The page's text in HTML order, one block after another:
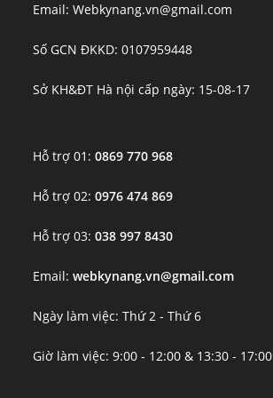
Email: Webkynang.vn@gmail.com
Số GCN ĐKKD: 0107959448
Sở KH&ĐT Hà nội cấp ngày: 15-08-17
Hỗ trợ 01:0869 770 968
Hỗ trợ 02:0976 474 869
Hỗ trợ 03:038 997 8430
Email:webkynang.vn@gmail.com
Ngày làm việc: Thứ 2 - Thứ 6
Giờ làm việc: 9:00 - 12:00 & 13:30 - 17:00